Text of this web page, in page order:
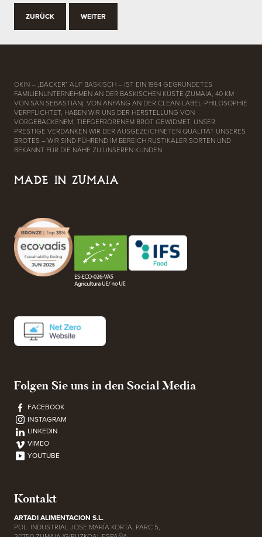
ZURÜCK WEITER
OKIN – „BÄCKER“ AUF BASKISCH – IST EIN 1994 GEGRÜNDETES
FAMILIENUNTERNEHMEN AN DER BASKISCHEN KÜSTE (ZUMAIA, 40 KM
VON SAN SEBASTIAN). VON ANFANG AN DER CLEAN-LABEL-PHILOSOPHIE
VERPFLICHTET, HABEN WIR UNS DER HERSTELLUNG VON
VORGEBACKENEM, TIEFGEFRORENEM BROT GEWIDMET. UNSER
PRESTIGE VERDANKEN WIR DER AUSGEZEICHNETEN QUALITÄT UNSERES
BROTES – WIR SIND FÜHREND IM BEREICH RUSTIKALER SORTEN UND
BEKANNT FÜR DIE NÄHE ZU UNSEREN KUNDEN.
MADE IN ZUMAIA
Folgen Sie uns in den Social Media
FACEBOOK
INSTAGRAM
LINKEDIN
VIMEO
YOUTUBE
Kontakt
ARTADI ALIMENTACION S.L.
POL. INDUSTRIAL JOSE MARÍA KORTA, PARC 5,